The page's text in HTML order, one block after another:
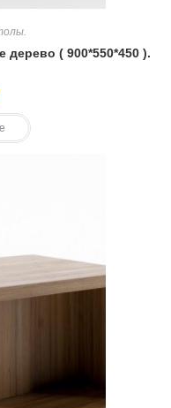
( 900*550*450 ).